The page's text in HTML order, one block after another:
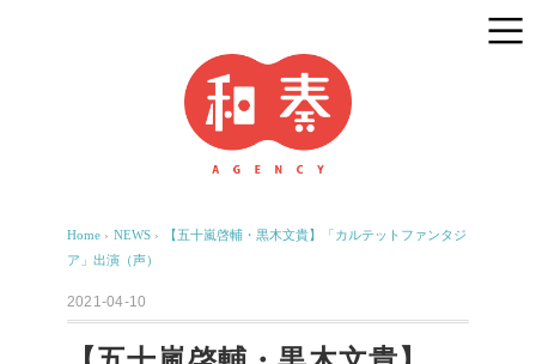
Home › NEWS ›
【五十嵐啓輔・黒木文貴】「カルテットファンタジ
ア」出演（声）
2021-04-10